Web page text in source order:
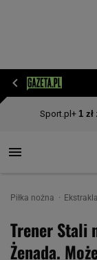
Piłka nożna
Trener Stali
Żenada.